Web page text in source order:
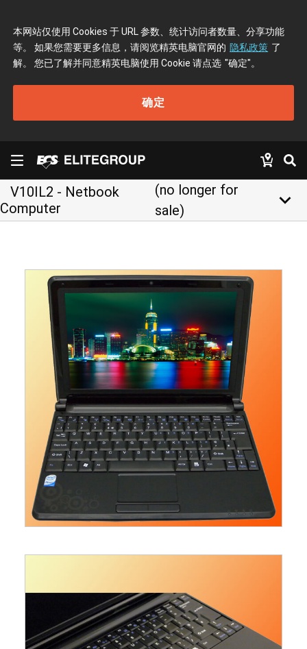
本网站仅使用 Cookies 于 URL 参数、统计访问者数量、分享功能
等。 如果您需要更多信息，请阅览精英电脑官网的 隐私政策 了
解。 您已了解并同意精英电脑使用 Cookie 请点选 "确定"。
确定
V10IL2 - Netbook
Computer
(no longer for
sale)
keyboard_arrow_down